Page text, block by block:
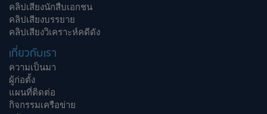
คลิปเสียงนักสืบเอกชน
คลิปเสียงบรรยาย
คลิปเสียงวิเคราะห์คดีดัง
เกี่ยวกับเรา
ความเป็นมา
ผู้ก่อตั้ง
แผนที่ติดต่อ
กิจกรรมเครือข่าย